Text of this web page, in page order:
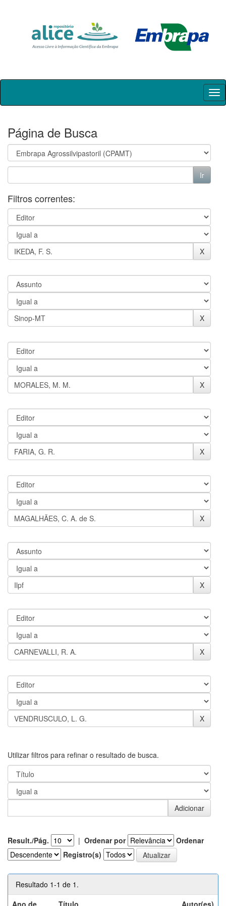
Skip
Página de Busca
Filtros correntes:
Utilizar filtros para refinar o resultado de busca.
Result./Pág. | Ordenar por
Ordenar
Registro(s)
Resultado 1-1 de 1.
Ano de
Título Autor(es)